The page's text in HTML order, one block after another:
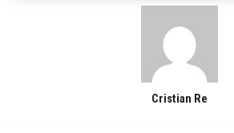
Cristian Re